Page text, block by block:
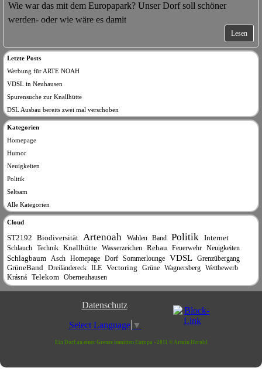
Wie war das mit dem Europapark? Unser Dorf soll schöner
werden- oder wie wäre es damit
Lesen
Letzte Posts
Werbung für ARTE NOAH
VDSL in Neuhausen
Spurensuche zur Knallhütte
DSL Ausbau bereits zwei mal verschoben
Kategorien
Homepage
Humor
Neuigkeiten
Politik
Seltsam
Alle Kategorien
Cloud
ST2192 Biodiversität Artenoah Wahlen Band Politik Internet
Schlauch Technik Knallhütte Wasserzeichen Rehau Feuerwehr Neuigkeiten
Schlagbaum Asch Homepage Dorf Sommerlounge VDSL Grenzübergang
GrüneBand Dreiländereck ILE Vectoring Grüne Wagnersberg
Wettbewerb
Krásná
Telekom Oberneuhausen
Ein Dorf an einer Grenze inmitten Europa - 2011 © Armin Herold
Datenschutz
Select Language ▼